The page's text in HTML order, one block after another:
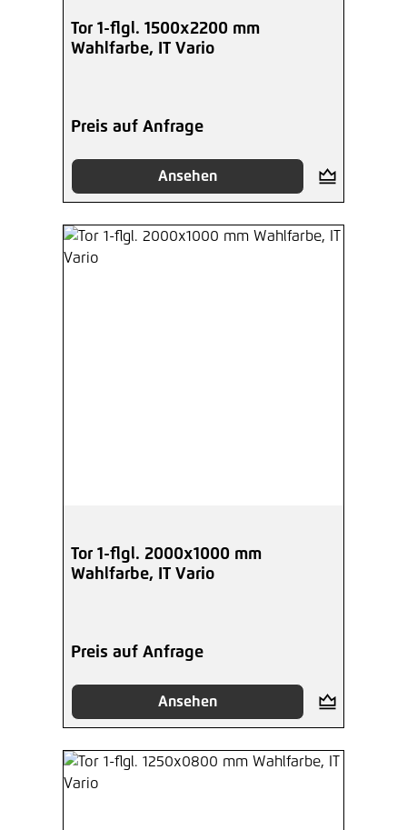
Tor 1-flgl. 1500x2200 mm
Wahlfarbe, IT Vario
Preis auf Anfrage
Ansehen
Tor 1-flgl. 2000x1000 mm
Wahlfarbe, IT Vario
Preis auf Anfrage
Ansehen